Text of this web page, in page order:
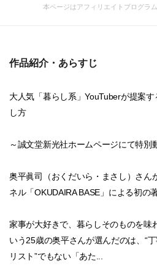
本ページはアフィリエイトプログラ
作品紹介・あらすじ
大人気「暮らし系」YouTuberが提案
し方
～誠文堂新光社ホームページにて特別
奥平眞司（おくだいら・まさし）さん
ネル「OKUDAIRA BASE」による初の
家事が大好きで、暮らしそのものを味
いう25歳の奥平さんが選んだのは、“
リスト”でもない「あた...